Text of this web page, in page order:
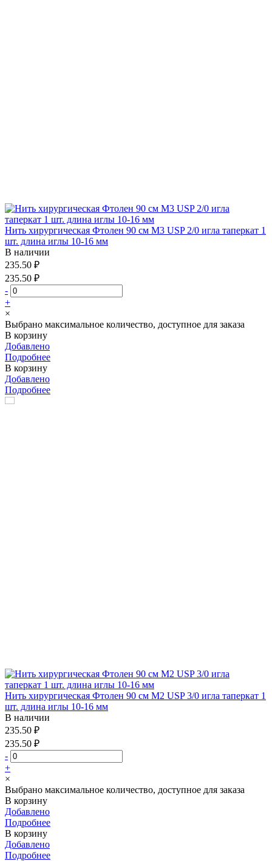
Нить хирургическая Фтолен 90 см М3 USP 2/0 игла таперкат 1
шт. длина иглы 10-16 мм
В наличии
235.50 ₽
235.50 ₽
-
+
×
Выбрано максимальное количество, доступное для заказа
В корзину
Добавлено
Подробнее
В корзину
Добавлено
Подробнее
Нить хирургическая Фтолен 90 см М2 USP 3/0 игла таперкат 1
шт. длина иглы 10-16 мм
В наличии
235.50 ₽
235.50 ₽
-
+
×
Выбрано максимальное количество, доступное для заказа
В корзину
Добавлено
Подробнее
В корзину
Добавлено
Подробнее